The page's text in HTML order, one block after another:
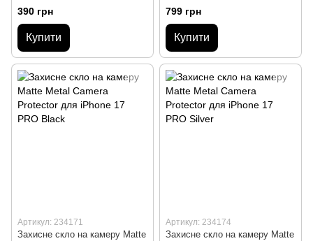
390 грн
Купити
Titanium
799 грн
Купити
Артикул: 234171
Захисне скло на камеру Matte
Артикул: 234174
Захисне скло на камеру Matte